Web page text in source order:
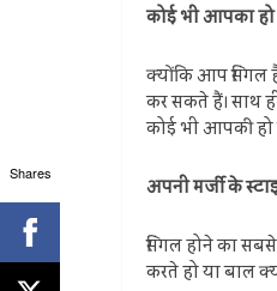
कोई भी आपका
क्योंकि आप सिंगल
कर सकते हैं। साथ
कोई भी आपकी हो
अपनी मर्जी के
सिंगल होने का
करते हो या बाल
Shares